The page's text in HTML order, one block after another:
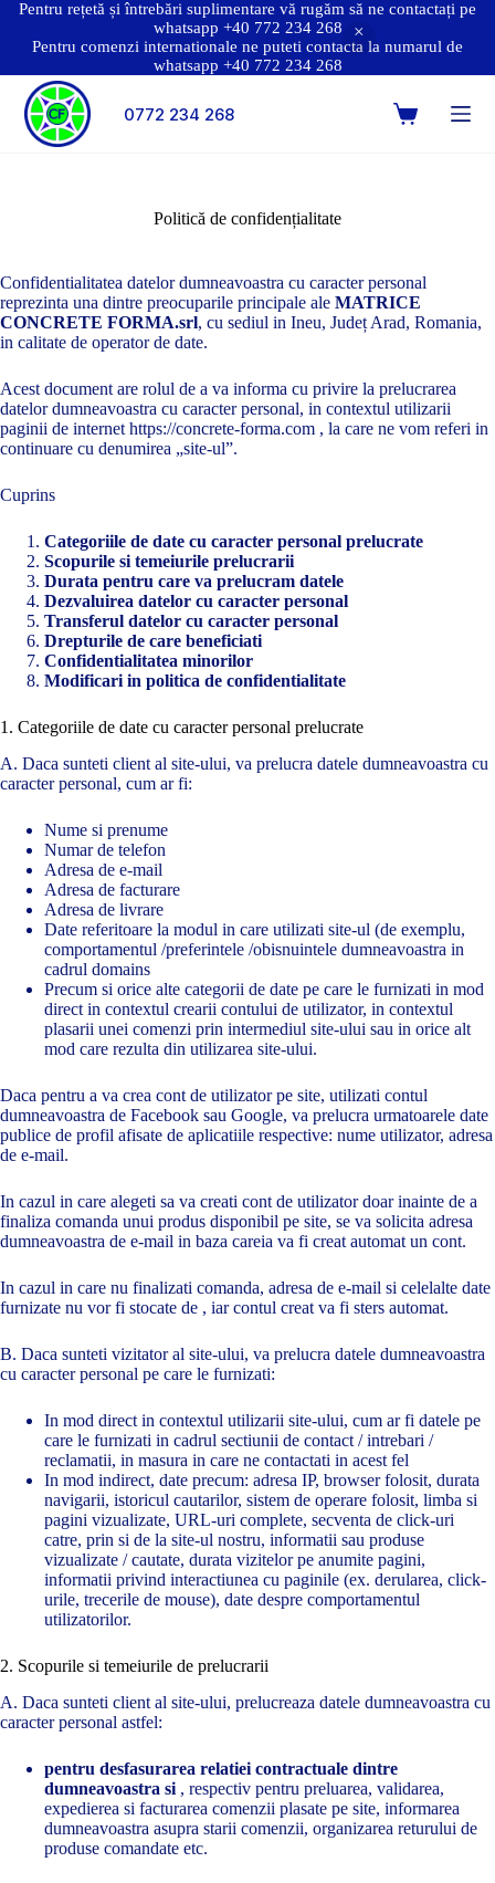
Pentru rețetă și întrebări suplimentare vă rugăm să ne contactați pe
whatsapp +40 772 234 268
Pentru comenzi internationale ne puteti contacta la numarul de
whatsapp +40 772 234 268
0772 234 268
Politică de confidențialitate
Confidentialitatea datelor dumneavoastra cu caracter personal
reprezinta una dintre preocuparile principale ale MATRICE
CONCRETE FORMA.srl, cu sediul in Ineu, Județ Arad, Romania,
in calitate de operator de date.
Acest document are rolul de a va informa cu privire la prelucrarea
datelor dumneavoastra cu caracter personal, in contextul utilizarii
paginii de internet https://concrete-forma.com , la care ne vom referi in
continuare cu denumirea „site-ul”.
Cuprins
Categoriile de date cu caracter personal prelucrate
Scopurile si temeiurile prelucrarii
Durata pentru care va prelucram datele
Dezvaluirea datelor cu caracter personal
Transferul datelor cu caracter personal
Drepturile de care beneficiati
Confidentialitatea minorilor
Modificari in politica de confidentialitate
1. Categoriile de date cu caracter personal prelucrate
A. Daca sunteti client al site-ului, va prelucra datele dumneavoastra cu
caracter personal, cum ar fi:
Nume si prenume
Numar de telefon
Adresa de e-mail
Adresa de facturare
Adresa de livrare
Date referitoare la modul in care utilizati site-ul (de exemplu,
comportamentul /preferintele /obisnuintele dumneavoastra in
cadrul domains
Precum si orice alte categorii de date pe care le furnizati in mod
direct in contextul crearii contului de utilizator, in contextul
plasarii unei comenzi prin intermediul site-ului sau in orice alt
mod care rezulta din utilizarea site-ului.
Daca pentru a va crea cont de utilizator pe site, utilizati contul
dumneavoastra de Facebook sau Google, va prelucra urmatoarele date
publice de profil afisate de aplicatiile respective: nume utilizator, adresa
de e-mail.
In cazul in care alegeti sa va creati cont de utilizator doar inainte de a
finaliza comanda unui produs disponibil pe site, se va solicita adresa
dumneavoastra de e-mail in baza careia va fi creat automat un cont.
In cazul in care nu finalizati comanda, adresa de e-mail si celelalte date
furnizate nu vor fi stocate de , iar contul creat va fi sters automat.
B. Daca sunteti vizitator al site-ului, va prelucra datele dumneavoastra
cu caracter personal pe care le furnizati:
In mod direct in contextul utilizarii site-ului, cum ar fi datele pe
care le furnizati in cadrul sectiunii de contact / intrebari /
reclamatii, in masura in care ne contactati in acest fel
In mod indirect, date precum: adresa IP, browser folosit, durata
navigarii, istoricul cautarilor, sistem de operare folosit, limba si
pagini vizualizate, URL-uri complete, secventa de click-uri
catre, prin si de la site-ul nostru, informatii sau produse
vizualizate / cautate, durata vizitelor pe anumite pagini,
informatii privind interactiunea cu paginile (ex. derularea, click-
urile, trecerile de mouse), date despre comportamentul
utilizatorilor.
2. Scopurile si temeiurile de prelucrarii
A. Daca sunteti client al site-ului, prelucreaza datele dumneavoastra cu
caracter personal astfel:
pentru desfasurarea relatiei contractuale dintre
dumneavoastra si , respectiv pentru preluarea, validarea,
expedierea si facturarea comenzii plasate pe site, informarea
dumneavoastra asupra starii comenzii, organizarea returului de
produse comandate etc.